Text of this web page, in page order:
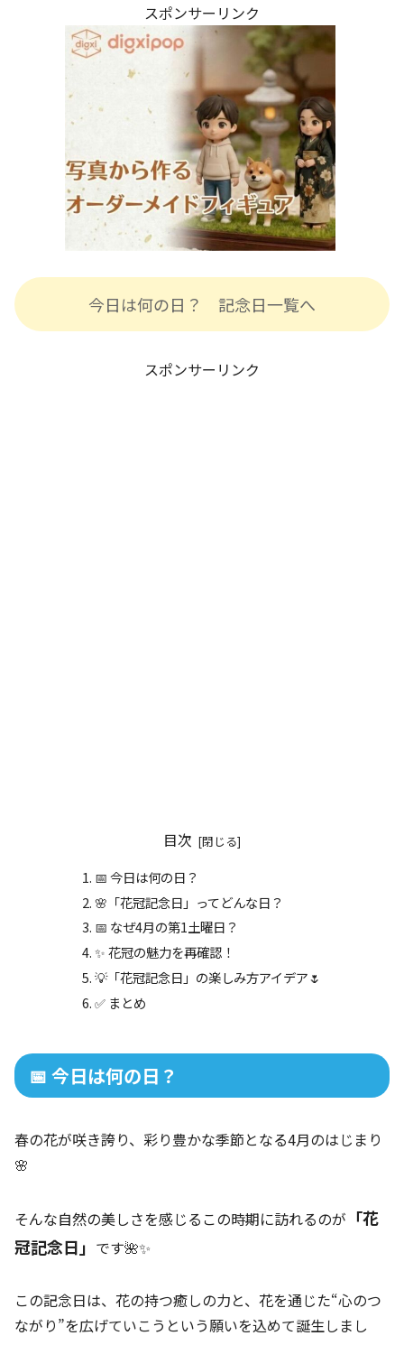
スポンサーリンク
今日は何の日？ 記念日一覧へ
スポンサーリンク
目次
📅 今日は何の日？
🌸「花冠記念日」ってどんな日？
📅 なぜ4月の第1土曜日？
✨ 花冠の魅力を再確認！
💡「花冠記念日」の楽しみ方アイデア🌷
✅ まとめ
📅 今日は何の日？
春の花が咲き誇り、彩り豊かな季節となる4月のはじまり
🌸
そんな自然の美しさを感じるこの時期に訪れるのが 「花
冠記念日」 です🌺✨
この記念日は、花の持つ癒しの力と、花を通じた“心のつ
ながり”を広げていこうという願いを込めて誕生しまし